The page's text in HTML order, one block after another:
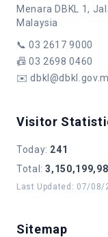
Menara DBKL 1,
Malaysia
📞03 2617 9000
📠03 2698 0460
✉️
Visitor
Today: 241
Total :
Last Updated : 07/08/
Sitemap